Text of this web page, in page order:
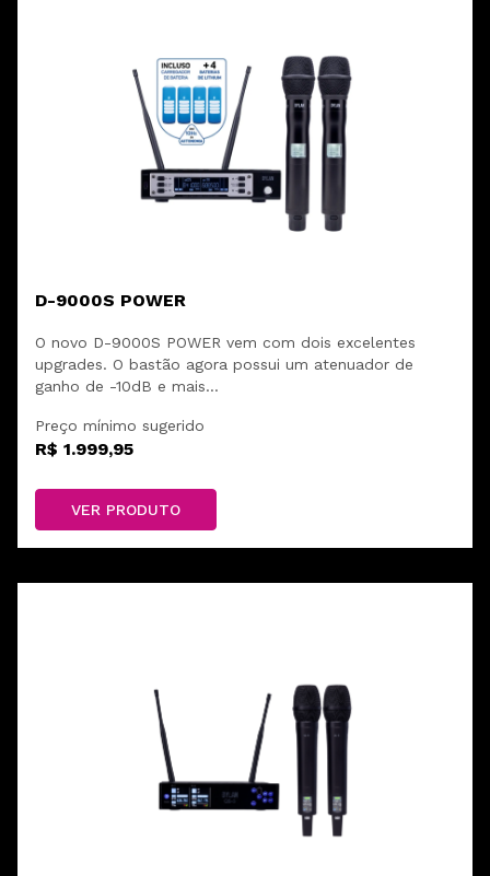
D-9000S POWER
O novo D-9000S POWER vem com dois excelentes
upgrades. O bastão agora possui um atenuador de
ganho de -10dB e mais...
Preço mínimo sugerido
R$ 1.999,95
VER PRODUTO